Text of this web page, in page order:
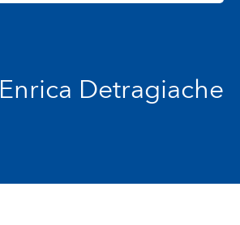
Enrica Detragiache